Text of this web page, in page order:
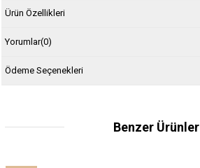
Ürün Özellikleri
Yorumlar(0)
Ödeme Seçenekleri
Benzer Ürünler